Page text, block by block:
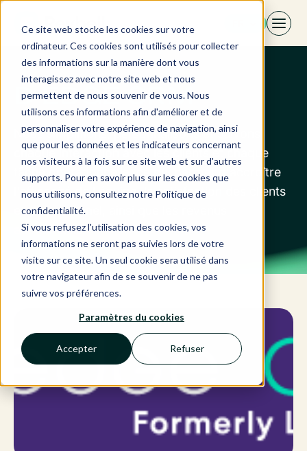
Ce site web stocke les cookies sur votre
ordinateur. Ces cookies sont utilisés pour collecter
des informations sur la manière dont vous
interagissez avec notre site web et nous
permettent de nous souvenir de vous. Nous
utilisons ces informations afin d'améliorer et de
personnaliser votre expérience de navigation, ainsi
que pour les données et les indicateurs concernant
nos visiteurs à la fois sur ce site web et sur d'autres
supports. Pour en savoir plus sur les cookies que
nous utilisons, consultez notre Politique de
confidentialité.
Si vous refusez l'utilisation des cookies, vos
informations ne seront pas suivies lors de votre
visite sur ce site. Un seul cookie sera utilisé dans
votre navigateur afin de se souvenir de ne pas
suivre vos préférences.
Paramètres du cookies
Accepter Refuser
Aller
contenu
D-EDGE CRM
Nous simplifions, personnalisons et suivons
chaque interaction avec les clients et chaque
tâche opérationnelle, ce qui permet d'accroître
l'efficacité de l'équipe, la satisfaction des clients
et du personnel, ainsi que les revenus
additionnels.